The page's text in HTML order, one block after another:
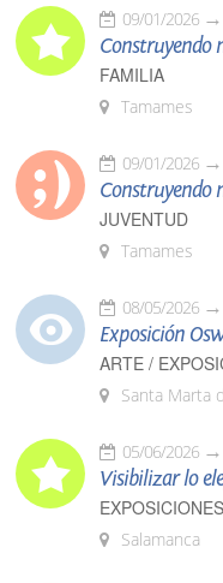
09/01/2026
Construyendo
FAMILIA
Tamames
09/01/2026
Construyendo
JUVENTUD
Tamames
08/05/2026
Exposición
ARTE /
Santa Marta
05/06/2026
Visibilizar lo
EXPOSICIONES
Salamanca